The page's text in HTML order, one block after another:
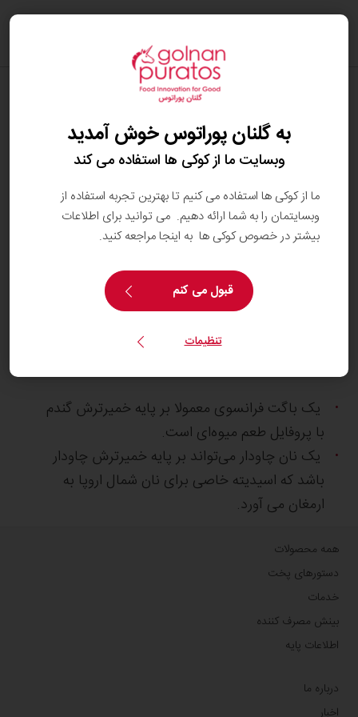
در چه نوع نان‌هایی از خمیرترش استفاده
می‌شود؟
از 5000 سال قبل از خمیر‌ترش برای تولید انواع نان
استفاده می‌شده است. اما از حدود 150 سال پیش که
مخمر نانوایی به نانوایی‌ها راه پیدا کرد، نانواها کم کم طرز
تهیه خمیرترش را فراموش کردند. دلیل آن این است که
استفاده از مخمر نانوایی باعث تخمیر سریعتر و
امروزه با توجه به کاربرد و طعم مورد نظر نانوا، می توان از
خمیرترش در هر نوع نانی استفاده کرد.
یک باگت فرانسوی معمولا بر پایه خمیر‌ترش گندم
با پروفایل طعم میوه‌ای است.
یک نان چاودار می‌تواند بر پایه خمیرترش چاودار
باشد که اسیدیته خاصی برای نان شمال اروپا به
ارمغان می آورد.
به گلنان پوراتوس خوش آمدید
وبسایت ما از کوکی ها استفاده می کند
ما از کوکی ها استفاده می کنیم تا بهترین تجربه استفاده از
وبسایتمان را به شما ارائه دهیم. می توانید برای اطلاعات
بیشتر در خصوص کوکی ها به اینجا مراجعه کنید.
قبول می کنم
تنظیمات
همه محصولات
دستورهای پخت
خدمات
بینش مصرف کننده
اطلاعات پایه
درباره ما
اخبار